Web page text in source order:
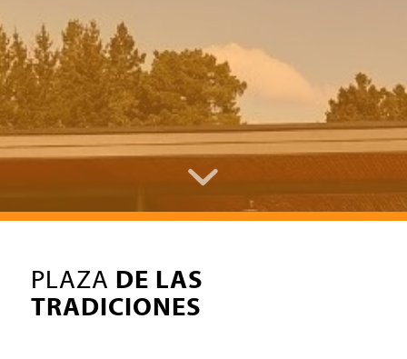
PLAZA DE LAS
TRADICIONES